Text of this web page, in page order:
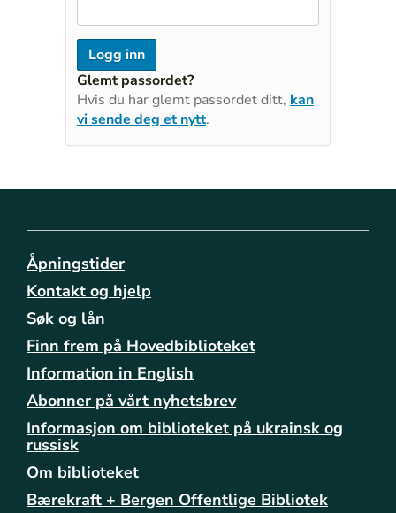
Glemt passordet?
Hvis du har glemt passordet ditt, kan
vi sende deg et nytt.
Åpningstider
Kontakt og hjelp
Søk og lån
Finn frem på Hovedbiblioteket
Information in English
Abonner på vårt nyhetsbrev
Informasjon om biblioteket på ukrainsk og
russisk
Om biblioteket
Bærekraft + Bergen Offentlige Bibliotek